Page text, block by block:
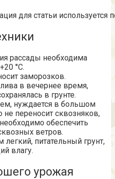
для статьи используется
рассады необходима
°С.
заморозков.
в вечернее время,
в грунте.
нуждается в большом
не переносит сквозняков,
обеспечить
ветров.
питательный грунт,
влагу.
урожая